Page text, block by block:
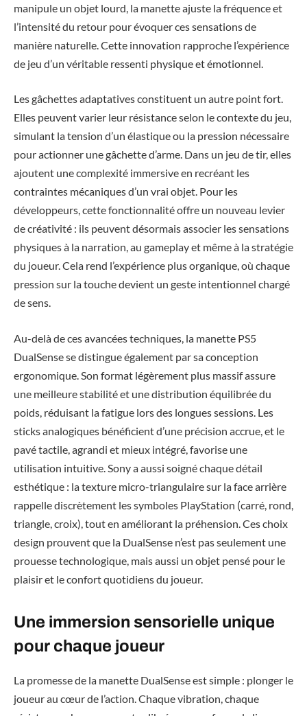
manipule un objet lourd, la manette ajuste la fréquence et
l’intensité du retour pour évoquer ces sensations de
manière naturelle. Cette innovation rapproche l’expérience
de jeu d’un véritable ressenti physique et émotionnel.
Les gâchettes adaptatives constituent un autre point fort.
Elles peuvent varier leur résistance selon le contexte du jeu,
simulant la tension d’un élastique ou la pression nécessaire
pour actionner une gâchette d’arme. Dans un jeu de tir, elles
ajoutent une complexité immersive en recréant les
contraintes mécaniques d’un vrai objet. Pour les
développeurs, cette fonctionnalité offre un nouveau levier
de créativité : ils peuvent désormais associer les sensations
physiques à la narration, au gameplay et même à la stratégie
du joueur. Cela rend l’expérience plus organique, où chaque
pression sur la touche devient un geste intentionnel chargé
de sens.
Au-delà de ces avancées techniques, la manette PS5
DualSense se distingue également par sa conception
ergonomique. Son format légèrement plus massif assure
une meilleure stabilité et une distribution équilibrée du
poids, réduisant la fatigue lors des longues sessions. Les
sticks analogiques bénéficient d’une précision accrue, et le
pavé tactile, agrandi et mieux intégré, favorise une
utilisation intuitive. Sony a aussi soigné chaque détail
esthétique : la texture micro-triangulaire sur la face arrière
rappelle discrètement les symboles PlayStation (carré, rond,
triangle, croix), tout en améliorant la préhension. Ces choix
design prouvent que la DualSense n’est pas seulement une
prouesse technologique, mais aussi un objet pensé pour le
plaisir et le confort quotidiens du joueur.
Une immersion sensorielle unique
pour chaque joueur
La promesse de la manette DualSense est simple : plonger le
joueur au cœur de l’action. Chaque vibration, chaque